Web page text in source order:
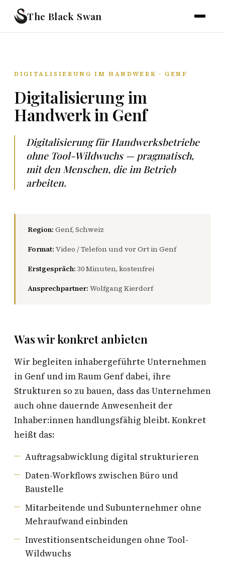
The Black Swan
DIGITALISIERUNG IM HANDWERK · GENF
Digitalisierung im
Handwerk in Genf
Digitalisierung für Handwerksbetriebe
ohne Tool-Wildwuchs — pragmatisch,
mit den Menschen, die im Betrieb
arbeiten.
Region: Genf, Schweiz
Format: Video / Telefon und vor Ort in Genf
Erstgespräch: 30 Minuten, kostenfrei
Ansprechpartner: Wolfgang Kierdorf
Was wir konkret anbieten
Wir begleiten inhabergeführte Unternehmen
in Genf und im Raum Genf dabei, ihre
Strukturen so zu bauen, dass das Unternehmen
auch ohne dauernde Anwesenheit der
Inhaber:innen handlungsfähig bleibt. Konkret
heißt das:
Auftragsabwicklung digital strukturieren
Daten-Workflows zwischen Büro und
Baustelle
Mitarbeitende und Subunternehmer ohne
Mehraufwand einbinden
Investitionsentscheidungen ohne Tool-
Wildwuchs